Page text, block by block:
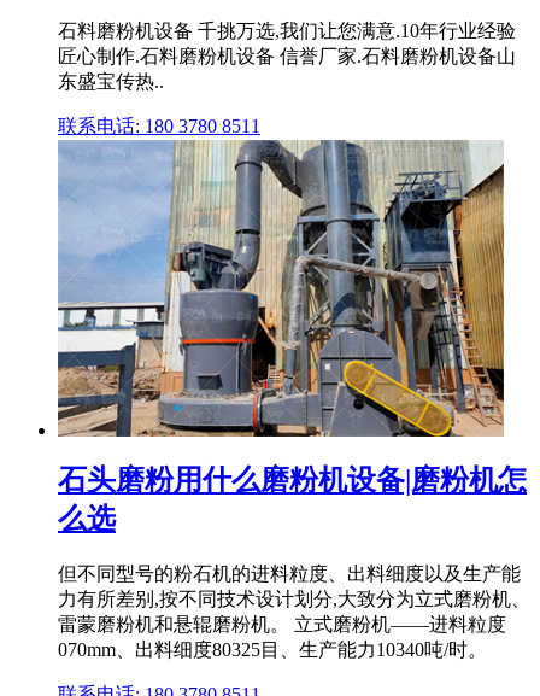
石料磨粉机设备 千挑万选,我们让您满意.10年行业经验
匠心制作.石料磨粉机设备 信誉厂家.石料磨粉机设备山
东盛宝传热..
联系电话: 180 3780 8511
石头磨粉用什么磨粉机设备|磨粉机怎
么选
但不同型号的粉石机的进料粒度、出料细度以及生产能
力有所差别,按不同技术设计划分,大致分为立式磨粉机、
雷蒙磨粉机和悬辊磨粉机。 立式磨粉机——进料粒度
070mm、出料细度80325目、生产能力10340吨/时。